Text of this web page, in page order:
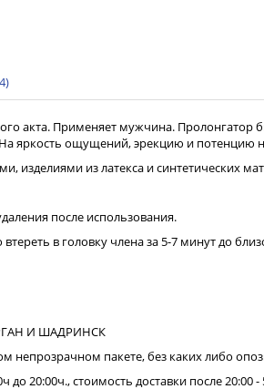
акта. Применяет мужчина. Пролонгатор
яркость ощущений, эрекцию и потенцию
изделиями из латекса и синтетических
после использования.
в головку члена за 5-7 минут до
И ШАДРИНСК
непрозрачном пакете, без каких либо
до 20:00ч., стоимость доставки после 20:00